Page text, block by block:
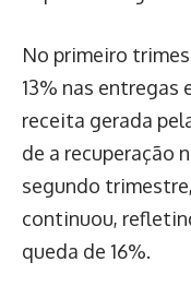
No primeiro
13% nas entregas
receita gerada
de a recuperação
segundo
continuou,
queda de 16%.